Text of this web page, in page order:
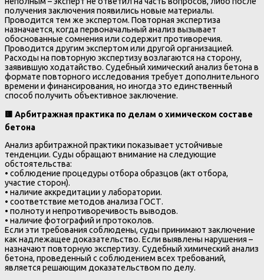
получения заключения появились новые материалы.
Проводится тем же экспертом. Повторная экспертиза
назначается, когда первоначальный анализ вызывает
обоснованные сомнения или содержит противоречия.
Проводится другим экспертом или другой организацией.
Расходы на повторную экспертизу возлагаются на сторону,
заявившую ходатайство. Судебный химический анализ бетона в
формате повторного исследования требует дополнительного
времени и финансирования, но иногда это единственный
способ получить объективное заключение.
🟨 Арбитражная практика по делам о химическом составе
бетона
Анализ арбитражной практики показывает устойчивые
тенденции. Суды обращают внимание на следующие
обстоятельства:
• соблюдение процедуры отбора образцов (акт отбора,
участие сторон).
• наличие аккредитации у лаборатории.
• соответствие методов анализа ГОСТ.
• полноту и непротиворечивость выводов.
• наличие фотографий и протоколов.
Если эти требования соблюдены, суды принимают заключение
как надлежащее доказательство. Если выявлены нарушения –
назначают повторную экспертизу. Судебный химический анализ
бетона, проведенный с соблюдением всех требований,
является решающим доказательством по делу.